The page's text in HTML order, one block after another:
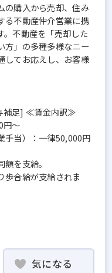
の購入から売却、住み
る不動産仲介営業に携
。不動産を「売却した
方」の多種多様なニー
してお応えし、お客様
補足] ≪賃金内訳≫
円～
手当）：一律50,000円
を支給。
歩合給が支給されま
気になる